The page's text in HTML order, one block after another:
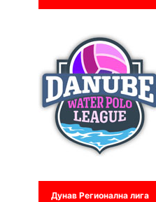
Дунав Регионална лига